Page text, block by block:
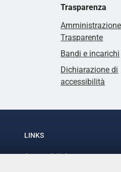
Trasparenza
Amministrazione
Trasparente
Bandi e incarichi
Dichiarazione di
accessibilità
LINKS
Accessibilità